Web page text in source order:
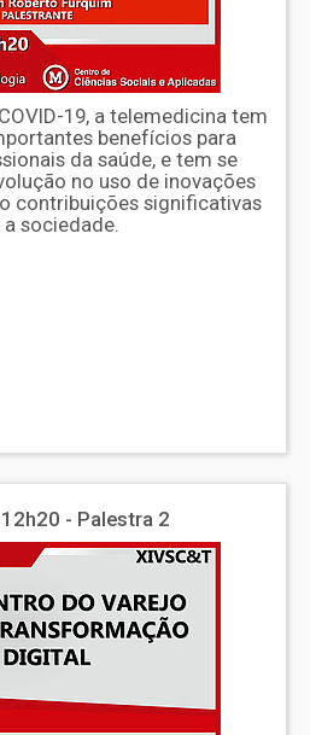
19, a telemedicina tem
benefícios para
da saúde, e tem se
no uso de inovações
contribuições significativas
a sociedade.
- Palestra 2